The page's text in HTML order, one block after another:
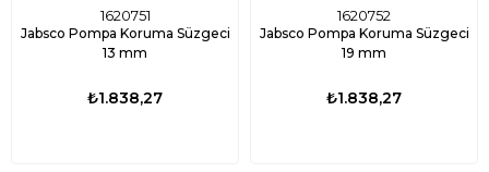
1620751
Jabsco Pompa Koruma Süzgeci
13 mm
₺1.838,27
1620752
Jabsco Pompa Koruma Süzgeci
19 mm
₺1.838,27